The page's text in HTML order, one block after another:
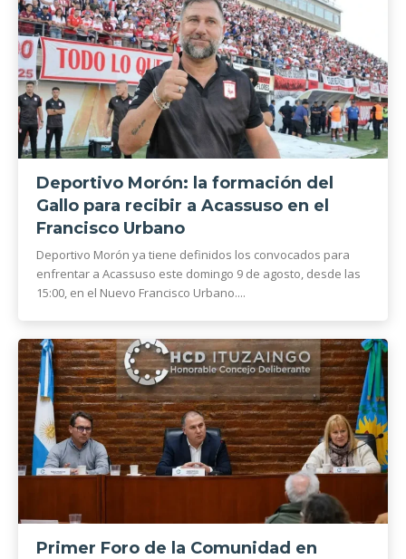
Deportivo Morón: la formación del
Gallo para recibir a Acassuso en el
Francisco Urbano
Deportivo Morón ya tiene definidos los convocados para
enfrentar a Acassuso este domingo 9 de agosto, desde las
15:00, en el Nuevo Francisco Urbano....
Primer Foro de la Comunidad en